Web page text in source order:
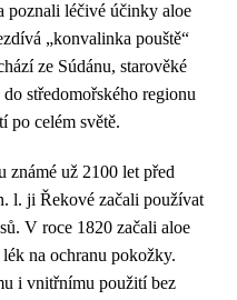
poznali léčivé účinky aloe
„konvalinka pouště“
ze Súdánu, starověké
středomořského regionu
po celém světě.
známé už 2100 let před
l. ji Řekové začali používat
V roce 1820 začali aloe
na ochranu pokožky.
i vnitřnímu použití bez